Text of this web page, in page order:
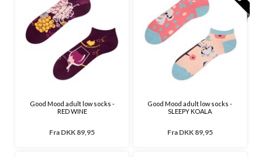
Good Mood adult low socks -
RED WINE
Fra DKK 89,95
Good Mood adult low socks -
SLEEPY KOALA
Fra DKK 89,95